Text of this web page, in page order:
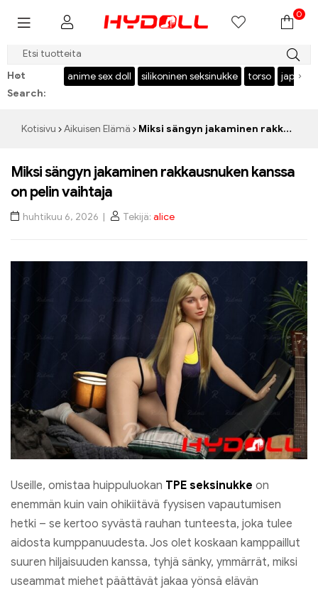
$999 TALLENTAA $50，KOODI：HY50
Hot
Search:
USA stock anime sex doll silikoninen seksinukke torso
‹ ›
0
Kotisivu Aikuisen Elämä Miksi sängyn jakaminen rakkausnuken kanssa on pelin vaihtaja
Miksi sängyn jakaminen rakkausnuken kanssa
on pelin vaihtaja
huhtikuu 6, 2026 Tekijä: alice
Useille, omistaa huippuluokan TPE seksinukke on
enemmän kuin vain ohikiitävä fyysisen vapautumisen
hetki – se kertoo syvästä rauhan tunteesta, joka tulee
aidosta kumppanuudesta. Jos olet koskaan kamppaillut
suuren hiljaisuuden kanssa, tyhjä sänky, ymmärrät, miksi
useammat miehet päättävät jakaa yönsä elävän